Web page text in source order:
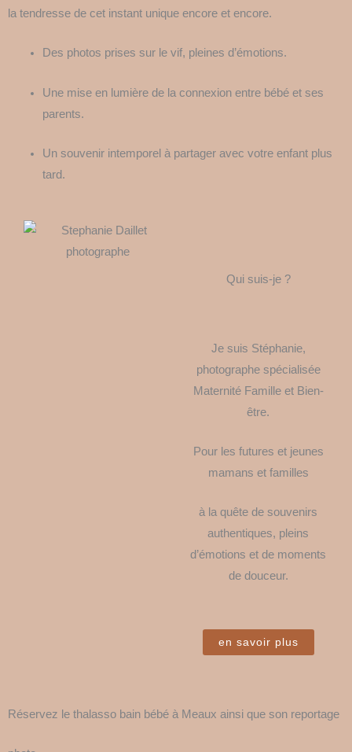
la tendresse de cet instant unique encore et encore.
Des photos prises sur le vif, pleines d’émotions.
Une mise en lumière de la connexion entre bébé et ses
parents.
Un souvenir intemporel à partager avec votre enfant plus
tard.
Qui suis-je ?
Je suis Stéphanie,
photographe spécialisée
Maternité Famille et Bien-
être.
Pour les futures et jeunes
mamans et familles
à la quête de souvenirs
authentiques, pleins
d’émotions et de moments
de douceur.
en savoir plus
Réservez le thalasso bain bébé à Meaux ainsi que son reportage